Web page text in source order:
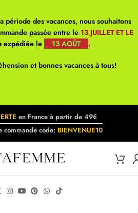
période des vacances, nous souhaitons
passée entre le 13 JUILLET ET LE
expédiée le 13 AOÛT .
et bonnes vacances à tous!
en France à partir de 49€
commande code: BIENVENUE10